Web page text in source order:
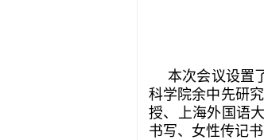
本次会议设置
科学院余中先研
授、上海外国语
书写、女性传记